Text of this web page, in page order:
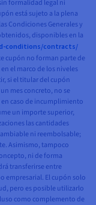
formalidad legal ni
está sujeto a la plena
Condiciones Generales y
disponibles en la
conditions/contracts/
cupón no forman parte de
el marco de los niveles
si el titular del cupón
mes concreto, no se
caso de incumplimiento
un importe superior,
las cantidades
ni reembolsable;
Asimismo, tampoco
ni de forma
transferirse entre
empresarial. El cupón solo
pero es posible utilizarlo
como complemento de